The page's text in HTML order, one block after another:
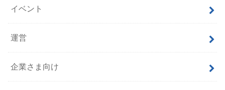
イベント
運営
企業さま向け